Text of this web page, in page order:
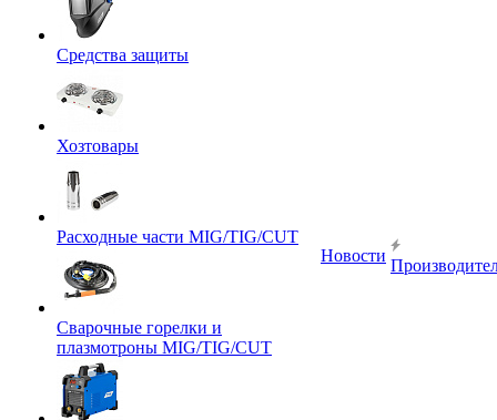
Средства защиты
Хозтовары
Расходные части MIG/TIG/CUT
Сварочные горелки и
плазмотроны MIG/TIG/CUT
Новости